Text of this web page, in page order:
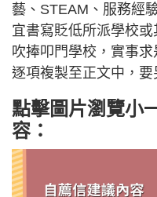
藝、STEAM、服務經
宜書寫貶低所派學校
吹捧叩門學校，實事
逐項複製至正文中，要
點擊圖片瀏覽小
容：